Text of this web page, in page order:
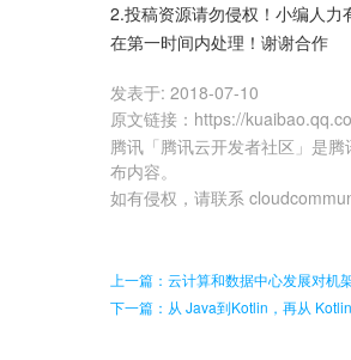
2.投稿资源请勿侵权！小编人
在第一时间内处理！谢谢合作
发表于: 2018-07-10
原文链接 ： https://
腾讯「腾讯云开发者社区」是
布内容。
如有侵权，请联系
上一篇：云计算和数据中心发展对机
下一篇：从 Java到Kotlin，再从